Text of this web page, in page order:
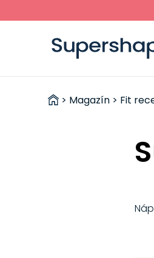
ZDRAVÉ
> Magazín > Fit